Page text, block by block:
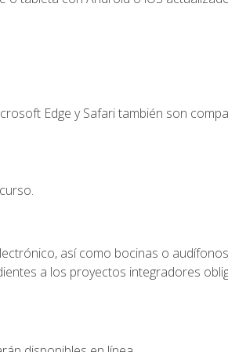
Edge y Safari también son
así como bocinas o
a los proyectos integradores